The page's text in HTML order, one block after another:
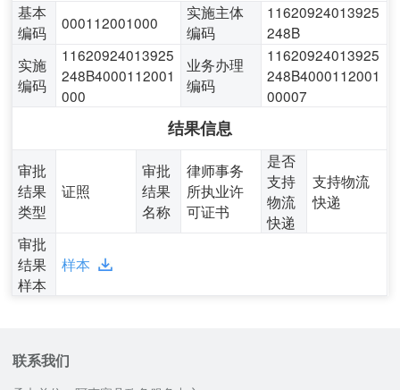
基本
编码
000112001000
实施主体
编码
11620924013925
248B
实施
编码
11620924013925
248B4000112001
000
业务办理
编码
11620924013925
248B4000112001
00007
结果信息
审批
结果
类型
证照
审批
结果
名称
律师事务
所执业许
可证书
是否
支持
物流
快递
支持物流
快递
审批
结果
样本
样本
联系我们